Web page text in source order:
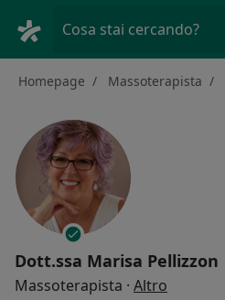
Cosa stai cercando?
Homepage Massoterapista
Dott.ssa Marisa Pellizzon
Massoterapista · Altro